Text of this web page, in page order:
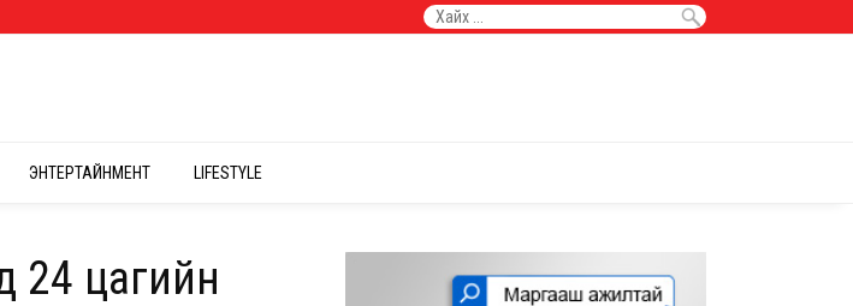
ЭНТЕРТАЙНМЕНТ LIFESTYLE
24 цагийн